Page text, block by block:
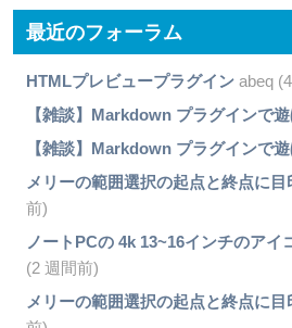
最近のフォーラム
HTMLプレビュープラグインabeq
【雑談】Markdown プラグインで遊
【雑談】Markdown プラグインで遊
メリーの範囲選択の起点と終点に
前)
ノートPCの 4k 13~16インチのアイ
(2 週間前)
メリーの範囲選択の起点と終点に